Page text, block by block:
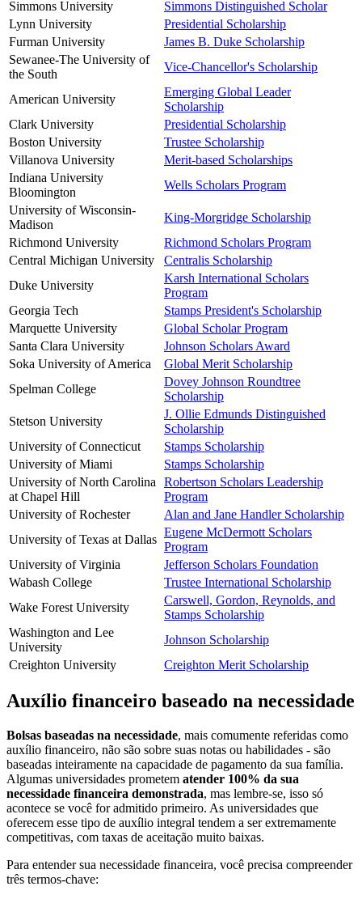
Simmons University
Simmons Distinguished Scholar
Lynn University
Presidential Scholarship
Furman University
James B. Duke Scholarship
Sewanee-The University of
the South
Vice-Chancellor's Scholarship
American University
Emerging Global Leader
Scholarship
Clark University
Presidential Scholarship
Boston University
Trustee Scholarship
Villanova University
Merit-based Scholarships
Indiana University
Bloomington
Wells Scholars Program
University of Wisconsin-
Madison
King-Morgridge Scholarship
Richmond University
Richmond Scholars Program
Central Michigan University
Centralis Scholarship
Duke University
Karsh International Scholars
Program
Georgia Tech
Stamps President's Scholarship
Marquette University
Global Scholar Program
Santa Clara University
Johnson Scholars Award
Soka University of America
Global Merit Scholarship
Spelman College
Dovey Johnson Roundtree
Scholarship
Stetson University
J. Ollie Edmunds Distinguished
Scholarship
University of Connecticut
Stamps Scholarship
University of Miami
Stamps Scholarship
University of North Carolina
at Chapel Hill
Robertson Scholars Leadership
Program
University of Rochester
Alan and Jane Handler Scholarship
University of Texas at Dallas
Eugene McDermott Scholars
Program
University of Virginia
Jefferson Scholars Foundation
Wabash College
Trustee International Scholarship
Wake Forest University
Carswell, Gordon, Reynolds, and
Stamps Scholarship
Washington and Lee
University
Johnson Scholarship
Creighton University
Creighton Merit Scholarship
Auxílio financeiro baseado na necessidade
Bolsas baseadas na necessidade, mais comumente referidas como
auxílio financeiro, não são sobre suas notas ou habilidades - são
baseadas inteiramente na capacidade de pagamento da sua família.
Algumas universidades prometem atender 100% da sua
necessidade financeira demonstrada, mas lembre-se, isso só
acontece se você for admitido primeiro. As universidades que
oferecem esse tipo de auxílio integral tendem a ser extremamente
competitivas, com taxas de aceitação muito baixas.
Para entender sua necessidade financeira, você precisa compreender
três termos-chave: